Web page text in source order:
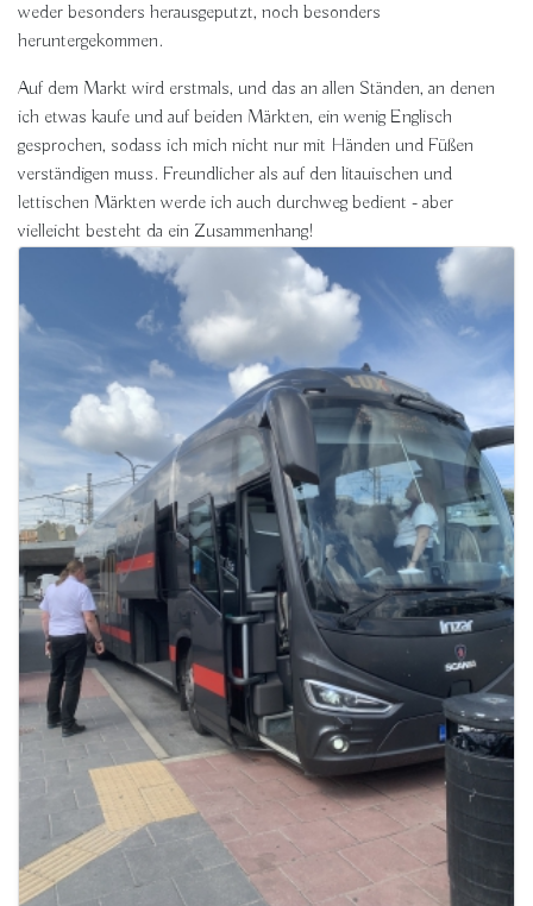
weder besonders herausgeputzt, noch besonders
heruntergekommen.
Auf dem Markt wird erstmals, und das an allen Ständen, an denen
ich etwas kaufe und auf beiden Märkten, ein wenig Englisch
gesprochen, sodass ich mich nicht nur mit Händen und Füßen
verständigen muss. Freundlicher als auf den litauischen und
lettischen Märkten werde ich auch durchweg bedient - aber
vielleicht besteht da ein Zusammenhang!